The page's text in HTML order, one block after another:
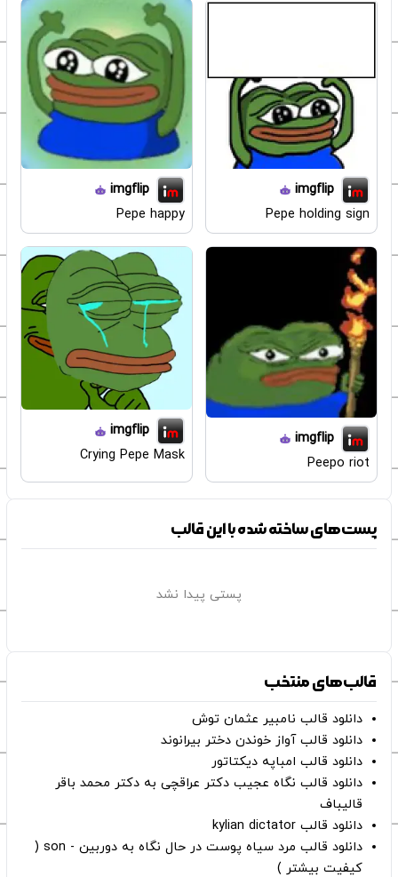
imgflip
Pepe holding sign
imgflip
Pepe happy
imgflip
Peepo riot
imgflip
Crying Pepe Mask
پست‌های ساخته شده با این قالب
پستی پیدا نشد
قالب‌های منتخب
دانلود قالب نامبیر عثمان ‌توش
دانلود قالب آواز خوندن دختر بیرانوند
دانلود قالب امباپه دیکتاتور
دانلود قالب نگاه عجیب دکتر عراقچی به دکتر محمد باقر
قالیباف
دانلود قالب kylian dictator
دانلود قالب مرد سیاه پوست در حال نگاه به دوربین - son (
کیفیت بیشتر )